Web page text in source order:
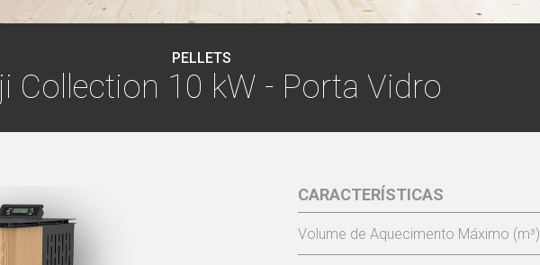
PELLETS
Collection 10 kW - Porta Vidro
CARACTERÍSTICAS
Volume de Aquecimento Máximo (m³)